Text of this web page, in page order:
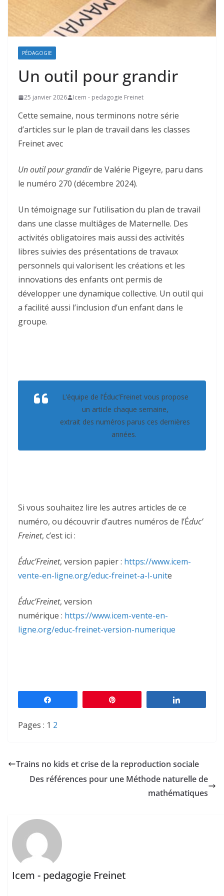
PÉDAGOGIE
Un outil pour grandir
25 janvier 2026 Icem - pedagogie Freinet
Cette semaine, nous terminons notre série
d’articles sur le plan de travail dans les classes
Freinet avec
Un outil pour grandirde Valérie Pigeyre, paru dans
le numéro 270 (décembre 2024).
Un témoignage sur l’utilisation du plan de travail
dans une classe multiâges de Maternelle. Des
activités obligatoires mais aussi des activités
libres suivies des présentations de travaux
personnels qui valorisent les créations et les
innovations des enfants ont permis de
développer une dynamique collective. Un outil qui
a facilité aussi l’inclusion d’un enfant dans le
groupe.
L’équipe de l’Éduc’Freinetvous propose
un article chaque semaine,
extrait des numéros parus ces dernières
années.
Si vous souhaitez lire les autres articles de ce
numéro, ou découvrir d’autres numéros de l’Éduc’
Freinet, c’est ici :
Éduc’Freinet, version papier : https://www.icem-
vente-en-ligne.org/educ-freinet-a-l-unite
Éduc’Freinet, version
numérique : https://www.icem-vente-en-
ligne.org/educ-freinet-version-numerique
Pages : 1 2
Trains no kids et crise de la reproduction sociale
Des références pour une Méthode naturelle de
mathématiques
Icem - pedagogie Freinet